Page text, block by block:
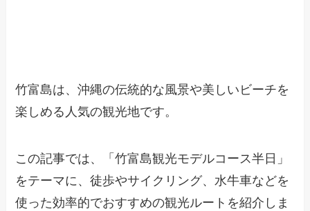
竹富島は、沖縄の伝統的な風景や美しいビーチを
楽しめる人気の観光地です。
この記事では、「竹富島観光モデルコース半日」
をテーマに、徒歩やサイクリング、水牛車などを
使った効率的でおすすめの観光ルートを紹介しま